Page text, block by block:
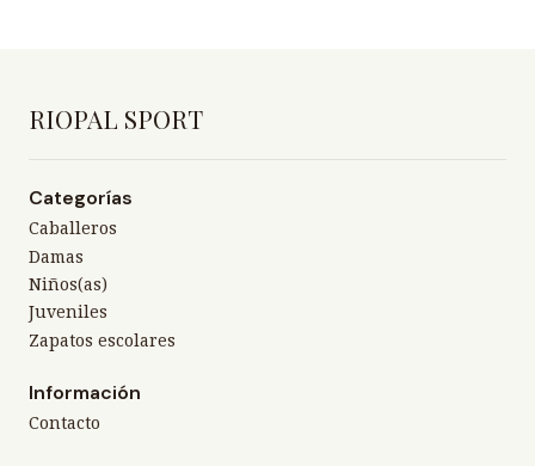
RIOPAL SPORT
Categorías
Caballeros
Damas
Niños(as)
Juveniles
Zapatos escolares
Información
Contacto